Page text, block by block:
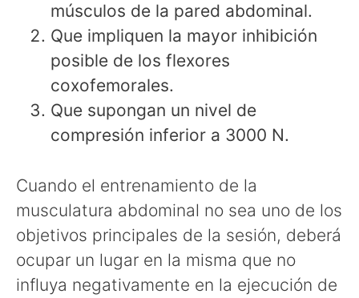
músculos de la pared abdominal.
Que impliquen la mayor inhibición
posible de los flexores
coxofemorales.
Que supongan un nivel de
compresión inferior a 3000 N.
Cuando el entrenamiento de la
musculatura abdominal no sea uno de los
objetivos principales de la sesión, deberá
ocupar un lugar en la misma que no
influya negativamente en la ejecución de